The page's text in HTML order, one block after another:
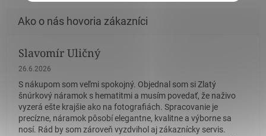
Slavomír Uličný
Hodnotenie obchodu je 5 z 5 hviezdičiek.
26.6.2026
S nákupom som veľmi spokojný. Objednal som si Zlatý
šnúrkový náramok s hematitmi a musím povedať, že naživo
vyzerá ešte krajšie ako na fotografiách. Spracovanie je
precízne, náramok pôsobí elegantne, kvalitne a výborne sa
nosí. Rád by som zároveň vyzdvihol aj zákaznícky servis.